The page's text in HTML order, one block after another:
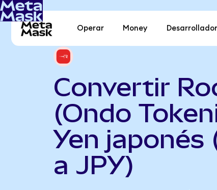
Operar Money Desarrollador
Convertir
(Ondo
Yen japonés
a JPY)